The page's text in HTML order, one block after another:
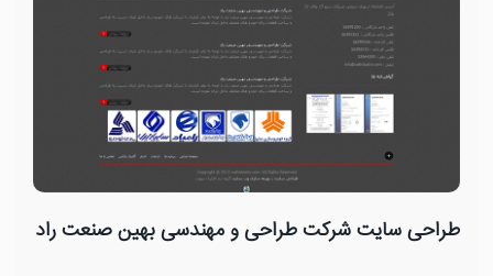
طراحی سایت شرکت طراحی و مهندسی بهین صنعت راد